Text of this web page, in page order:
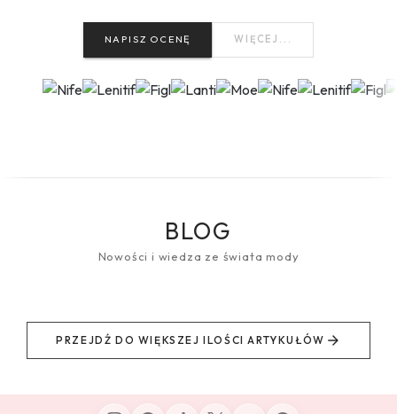
NAPISZ OCENĘ WIĘCEJ...
BLOG
Nowości i wiedza ze świata mody
PRZEJDŹ DO WIĘKSZEJ ILOŚCI ARTYKUŁÓW